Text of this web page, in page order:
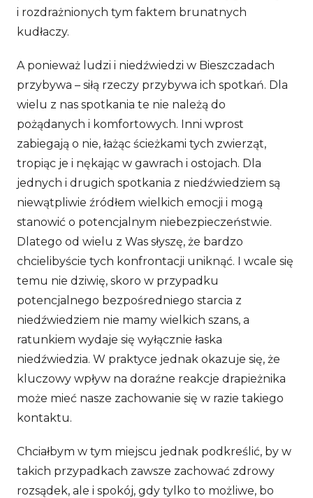
i rozdrażnionych tym faktem brunatnych
kudłaczy.
A ponieważ ludzi i niedźwiedzi w Bieszczadach
przybywa – siłą rzeczy przybywa ich spotkań. Dla
wielu z nas spotkania te nie należą do
pożądanych i komfortowych. Inni wprost
zabiegają o nie, łażąc ścieżkami tych zwierząt,
tropiąc je i nękając w gawrach i ostojach. Dla
jednych i drugich spotkania z niedźwiedziem są
niewątpliwie źródłem wielkich emocji i mogą
stanowić o potencjalnym niebezpieczeństwie.
Dlatego od wielu z Was słyszę, że bardzo
chcielibyście tych konfrontacji uniknąć. I wcale się
temu nie dziwię, skoro w przypadku
potencjalnego bezpośredniego starcia z
niedźwiedziem nie mamy wielkich szans, a
ratunkiem wydaje się wyłącznie łaska
niedźwiedzia. W praktyce jednak okazuje się, że
kluczowy wpływ na doraźne reakcje drapieżnika
może mieć nasze zachowanie się w razie takiego
kontaktu.
Chciałbym w tym miejscu jednak podkreślić, by w
takich przypadkach zawsze zachować zdrowy
rozsądek, ale i spokój, gdy tylko to możliwe, bo